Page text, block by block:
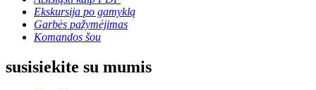
Ekskursija po gamyklą
Garbės pažymėjimas
Komandos šou
susisiekite su mumis